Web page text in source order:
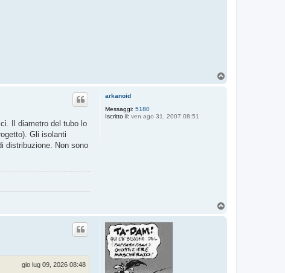
arkanoid
Messaggi: 5180
Iscritto il: ven ago 31, 2007 08:51
Il diametro del tubo lo
Gli isolanti
distribuzione. Non sono
gio lug 09, 2026 08:48